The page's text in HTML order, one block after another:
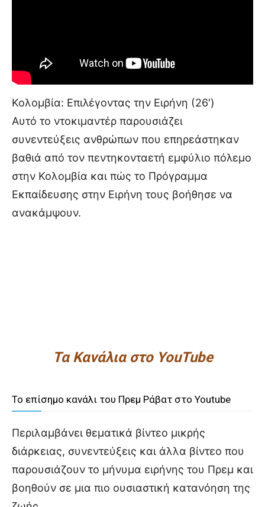
Κολομβία: Επιλέγοντας την Ειρήνη (26′)
Αυτό το ντοκιμαντέρ παρουσιάζει
συνεντεύξεις ανθρώπων που επηρεάστηκαν
βαθιά από τον πεντηκονταετή εμφύλιο πόλεμο
στην Κολομβία και πώς το Πρόγραμμα
Εκπαίδευσης στην Ειρήνη τους βοήθησε να
ανακάμψουν.
Τα Κανάλια στο YouTube
Το επίσημο κανάλι του Πρεμ Ράβατ στο Youtube
Περιλαμβάνει θεματικά βίντεο μικρής
διάρκειας, συνεντεύξεις και άλλα βίντεο που
παρουσιάζουν το μήνυμα ειρήνης του Πρεμ και
βοηθούν σε μια πιο ουσιαστική κατανόηση της